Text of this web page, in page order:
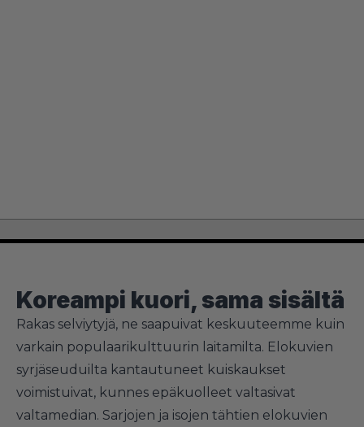
Koreampi kuori, sama sisältä
Rakas selviytyjä, ne saapuivat keskuuteemme kuin
varkain populaarikulttuurin laitamilta. Elokuvien
syrjäseuduilta kantautuneet kuiskaukset
voimistuivat, kunnes epäkuolleet valtasivat
valtamedian. Sarjojen ja isojen tähtien elokuvien